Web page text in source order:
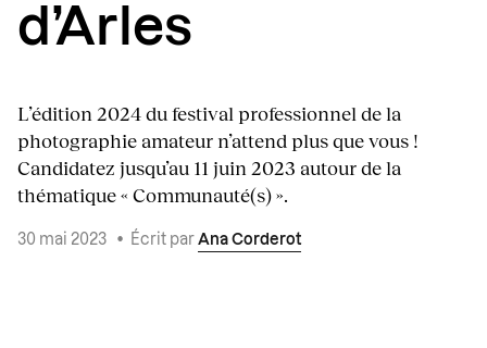
d’Arles
L’édition 2024 du festival professionnel de la
photographie amateur n’attend plus que vous !
Candidatez jusqu’au 11 juin 2023 autour de la
thématique « Communauté(s) ».
30 mai 2023 • Écrit par Ana Corderot